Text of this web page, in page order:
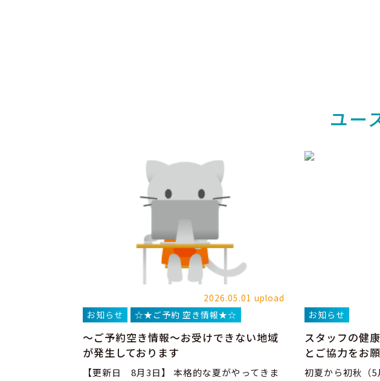
ユー
2026.05.01 upload
お知らせ
☆★ご予約 空き情報★☆
～ご予約空き情報～お受けできない地域
が発生しております
【更新日 8月3日】 本格的な夏がやってきま
お知らせ
スタッフの健
とご協力をお
初夏から初秋（